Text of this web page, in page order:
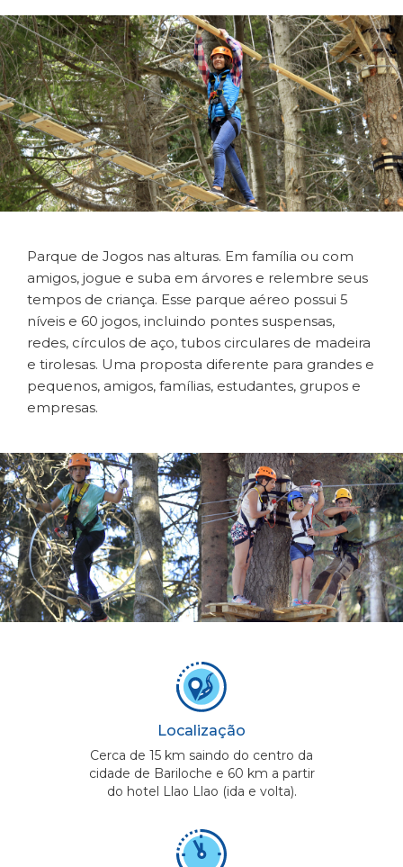
Parque de Jogos nas alturas. Em família ou com
amigos, jogue e suba em árvores e relembre seus
tempos de criança. Esse parque aéreo possui 5
níveis e 60 jogos, incluindo pontes suspensas,
redes, círculos de aço, tubos circulares de madeira
e tirolesas. Uma proposta diferente para grandes e
pequenos, amigos, famílias, estudantes, grupos e
empresas.
Localização
Cerca de 15 km saindo do centro da
cidade de Bariloche e 60 km a partir
do hotel Llao Llao (ida e volta).